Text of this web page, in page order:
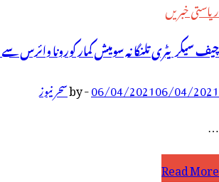
ریاستی خبریں
چیف سیکریٹری تلنگانہ سومیش کمار کورونا وائرس سے
06/04/202106/04/2021
-
byسحر نیوز
…
چیف
Read More